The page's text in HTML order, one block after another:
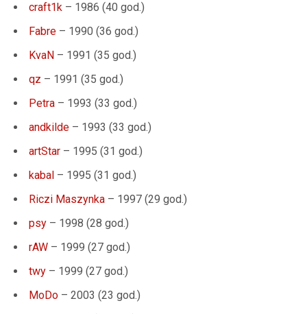
craft1k – 1986 (40 god.)
Fabre – 1990 (36 god.)
KvaN – 1991 (35 god.)
qz – 1991 (35 god.)
Petra – 1993 (33 god.)
andkilde – 1993 (33 god.)
artStar – 1995 (31 god.)
kabal – 1995 (31 god.)
Riczi Maszynka – 1997 (29 god.)
psy – 1998 (28 god.)
rAW – 1999 (27 god.)
twy – 1999 (27 god.)
MoDo – 2003 (23 god.)